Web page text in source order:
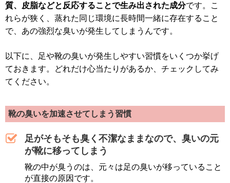
質、皮脂などと反応することで生み出された成分です。こ
れらが狭く、蒸れた同じ環境に長時間一緒に存在すること
で、あの強烈な臭いが発生してしまうんです。
以下に、足や靴の臭いが発生しやすい習慣をいくつか挙げ
ておきます。どれだけ心当たりがあるか、チェックしてみ
てください。
靴の臭いを加速させてしまう習慣
足がそもそも臭く不潔なままなので、臭いの元
が靴に移ってしまう
靴の中が臭うのは、元々は足の臭いが移っていること
が直接の原因です。